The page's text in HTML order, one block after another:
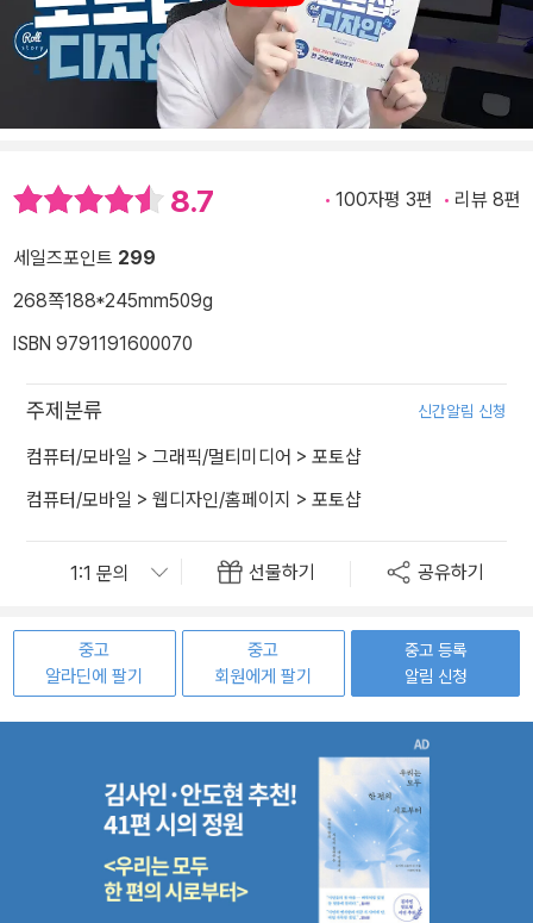
8.7 100자평 3편 리뷰 8편
세일즈포인트 299
268쪽188*245mm509g
ISBN 9791191600070
주제분류 신간알림 신청
컴퓨터/모바일 > 그래픽/멀티미디어 > 포토샵
컴퓨터/모바일 > 웹디자인/홈페이지 > 포토샵
선물하기 공유하기
중고
알라딘에 팔기
중고
회원에게 팔기
중고 등록
알림 신청